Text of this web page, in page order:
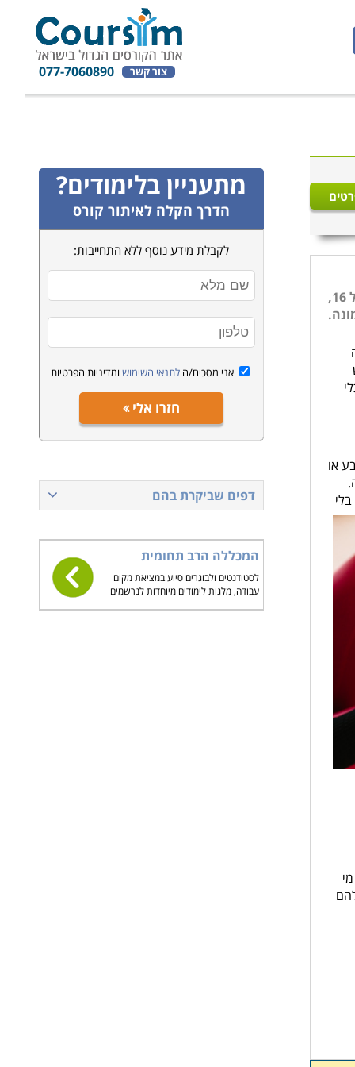
צור קשר 077-7060890
אין אישה שלא רוצה להרגיש יפה, צעירה ונחשקת, אך כידוע לכולנו הזמן נותן את אותותיו ואף אחת לא שומרת על המראה מגיל 16,
או
מתעניין בלימודים?
הדרך הקלה לאיתור קורס
לקבלת מידע נוסף ללא התחייבות:
אני מסכים/הלתנאי השימוש ומדיניות הפרטיות
חזרו אלי
דפים שביקרת בהם
המכללה הרב תחומית
לסטודנטים ולבוגרים סיוע במציאת מקום
עבודה, מלגות לימודים מיוחדות לנרשמים